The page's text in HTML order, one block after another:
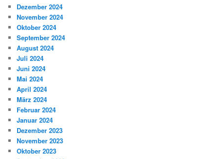
Dezember 2024
November 2024
Oktober 2024
September 2024
August 2024
Juli 2024
Juni 2024
Mai 2024
April 2024
März 2024
Februar 2024
Januar 2024
Dezember 2023
November 2023
Oktober 2023